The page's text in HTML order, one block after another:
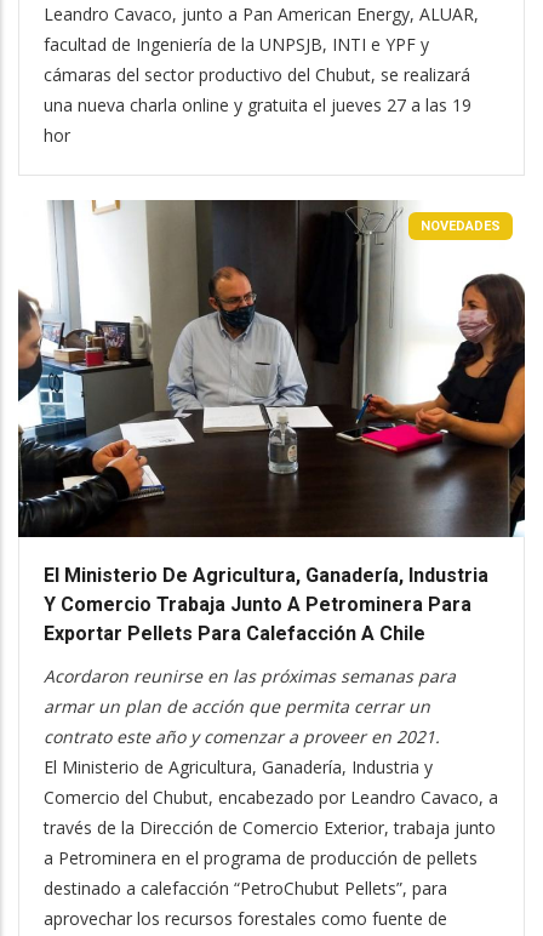
Leandro Cavaco, junto a Pan American Energy, ALUAR,
facultad de Ingeniería de la UNPSJB, INTI e YPF y
cámaras del sector productivo del Chubut, se realizará
una nueva charla online y gratuita el jueves 27 a las 19
hor
NOVEDADES
El Ministerio De Agricultura, Ganadería, Industria
Y Comercio Trabaja Junto A Petrominera Para
Exportar Pellets Para Calefacción A Chile
Acordaron reunirse en las próximas semanas para
armar un plan de acción que permita cerrar un
contrato este año y comenzar a proveer en 2021.
El Ministerio de Agricultura, Ganadería, Industria y
Comercio del Chubut, encabezado por Leandro Cavaco, a
través de la Dirección de Comercio Exterior, trabaja junto
a Petrominera en el programa de producción de pellets
destinado a calefacción “PetroChubut Pellets”, para
aprovechar los recursos forestales como fuente de